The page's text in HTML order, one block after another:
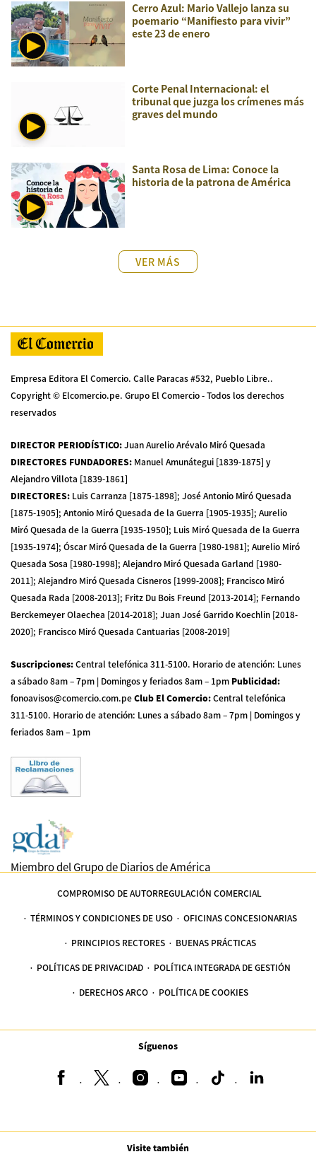
Cerro Azul: Mario Vallejo lanza su
poemario “Manifiesto para vivir”
este 23 de enero
Corte Penal Internacional: el
tribunal que juzga los crímenes más
graves del mundo
Santa Rosa de Lima: Conoce la
historia de la patrona de América
VER MÁS
Empresa Editora El Comercio. Calle Paracas #532, Pueblo Libre..
Copyright © Elcomercio.pe. Grupo El Comercio - Todos los derechos
reservados
DIRECTOR PERIODÍSTICO:Juan Aurelio Arévalo Miró Quesada
DIRECTORES FUNDADORES: Manuel Amunátegui [1839-1875] y
Alejandro Villota [1839-1861]
DIRECTORES: Luis Carranza [1875-1898]; José Antonio Miró Quesada
[1875-1905]; Antonio Miró Quesada de la Guerra [1905-1935]; Aurelio
Miró Quesada de la Guerra [1935-1950]; Luis Miró Quesada de la Guerra
[1935-1974]; Óscar Miró Quesada de la Guerra [1980-1981]; Aurelio Miró
Quesada Sosa [1980-1998]; Alejandro Miró Quesada Garland [1980-
2011]; Alejandro Miró Quesada Cisneros [1999-2008]; Francisco Miró
Quesada Rada [2008-2013]; Fritz Du Bois Freund [2013-2014]; Fernando
Berckemeyer Olaechea [2014-2018]; Juan José Garrido Koechlin [2018-
2020]; Francisco Miró Quesada Cantuarias [2008-2019]
Suscripciones:Central telefónica 311-5100. Horario de atención: Lunes
a sábado 8am – 7pm | Domingos y feriados 8am – 1pm Publicidad:
fonoavisos@comercio.com.peClub El Comercio:Central telefónica
311-5100. Horario de atención: Lunes a sábado 8am – 7pm | Domingos y
feriados 8am – 1pm
Miembro del Grupo de Diarios de América
COMPROMISO DE AUTORREGULACIÓN COMERCIAL
TÉRMINOS Y CONDICIONES DE USO OFICINAS CONCESIONARIAS
PRINCIPIOS RECTORES BUENAS PRÁCTICAS
POLÍTICAS DE PRIVACIDAD POLÍTICA INTEGRADA DE GESTIÓN
DERECHOS ARCO POLÍTICA DE COOKIES
Síguenos
Visite también